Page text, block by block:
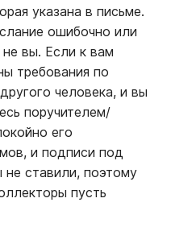
указана в письме.
ошибочно или
вы. Если к вам
требования по
человека, и вы
поручителем/
его
и подписи под
не ставили, поэтому
пусть